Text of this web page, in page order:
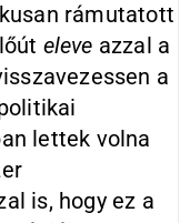
rámutatott
eleve azzal a
a
lettek volna
is, hogy ez a